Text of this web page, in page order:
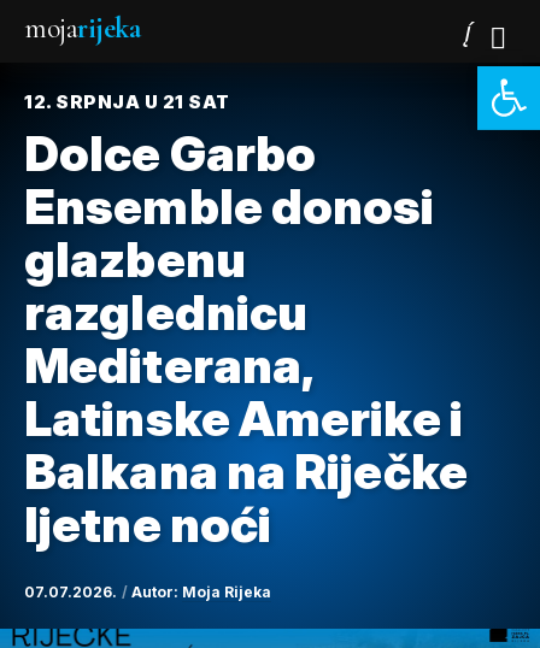
mojarijeka
12. SRPNJA U 21 SAT
Dolce Garbo
Ensemble donosi
glazbenu
razglednicu
Mediterana,
Latinske Amerike i
Balkana na Riječke
ljetne noći
07.07.2026. Autor: Moja Rijeka